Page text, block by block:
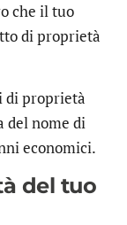
che il tuo
di proprietà
di proprietà
del nome di
economici.
del tuo